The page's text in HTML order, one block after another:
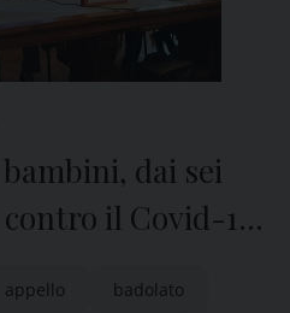
dai sei
il Covid-19
appello badolato